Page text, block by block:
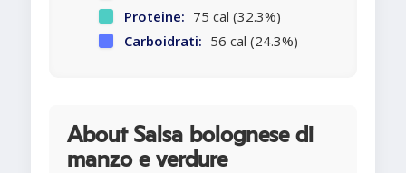
Proteine: 75 cal (32.3%)
Carboidrati: 56 cal (24.3%)
About Salsa bolognese di
manzo e verdure